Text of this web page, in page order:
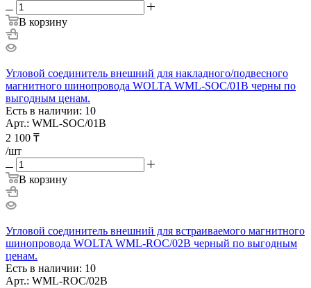
В корзину
Угловой соединитель внешний для накладного/подвесного
магнитного шинопровода WOLTA WML-SOC/01B черны по
выгодным ценам.
Есть в наличии: 10
Арт.: WML-SOC/01B
2 100 ₸
/шт
В корзину
Угловой соединитель внешний для встраиваемого магнитного
шинопровода WOLTA WML-ROC/02B черный по выгодным
ценам.
Есть в наличии: 10
Арт.: WML-ROC/02B